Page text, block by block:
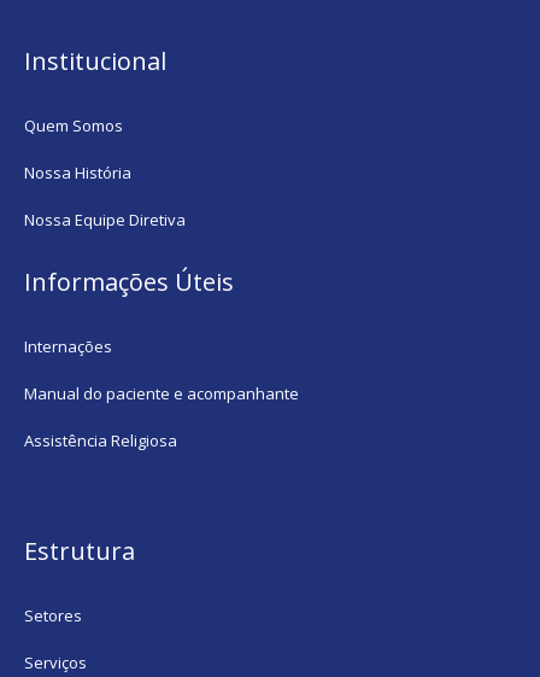
Institucional
Quem Somos
Nossa História
Nossa Equipe Diretiva
Informações Úteis
Internações
Manual do paciente e acompanhante
Assistência Religiosa
Estrutura
Setores
Serviços